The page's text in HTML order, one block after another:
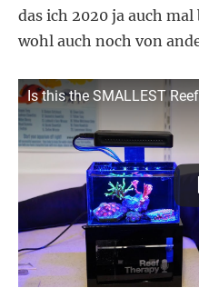
tun
das ich 2020 ja auch
wohl auch noch von
Is this the SMALLEST